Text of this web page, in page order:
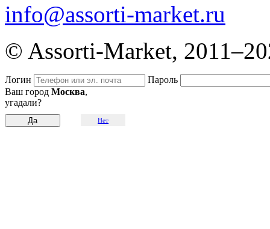
info@assorti-market.ru
© Assorti-Market,
Логин
Пароль
Ваш город Москва,
угадали?
Нет